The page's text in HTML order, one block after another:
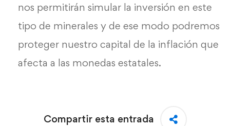
nos permitirán simular la inversión en este
tipo de minerales y de ese modo podremos
proteger nuestro capital de la inflación que
afecta a las monedas estatales.
Compartir esta entrada